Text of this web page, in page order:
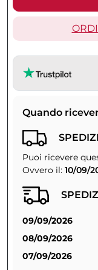
Quando
Puoi ricevere
Ovvero il: 10/09/
09/09/2026
08/09/2026
07/09/2026